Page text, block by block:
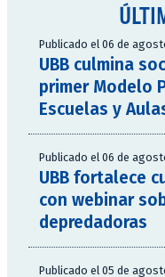
Publicado el 06 de
UBB culmina
primer Modelo
Escuelas y
Publicado el 06 de
UBB fortalece
con webinar
depredadoras
Publicado el 05 de